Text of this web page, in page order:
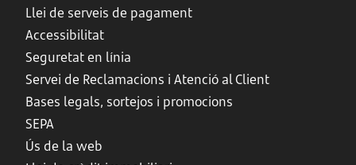
Llei de serveis de pagament
Accessibilitat
Seguretat en línia
Servei de Reclamacions i Atenció al Client
Bases legals, sortejos i promocions
SEPA
Ús de la web